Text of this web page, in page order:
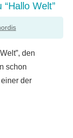
Welt”
den
schon
der